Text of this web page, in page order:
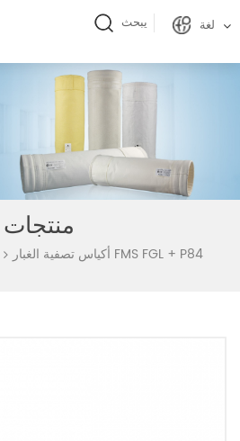
يبحث لغة
منتجات
أكياس تصفية الغبار FMS FGL + P84